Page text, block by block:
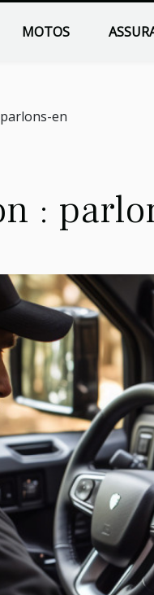
MOTOS
parlons-en
: